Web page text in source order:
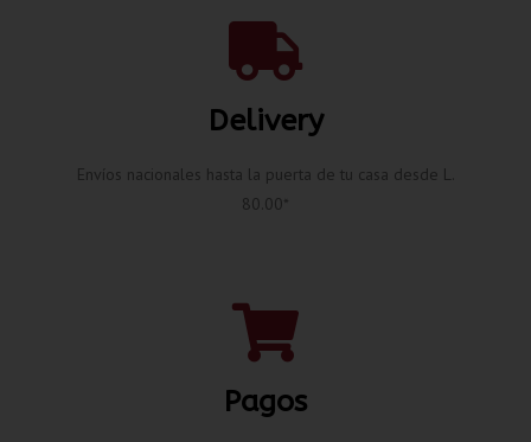
Delivery
Envíos nacionales hasta la puerta de tu casa desde L.
80.00*
Pagos